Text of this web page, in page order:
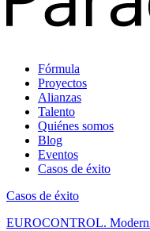
Fórmula
Proyectos
Alianzas
Talento
Quiénes somos
Blog
Eventos
Casos de éxito
Casos de éxito
EUROCONTROL.